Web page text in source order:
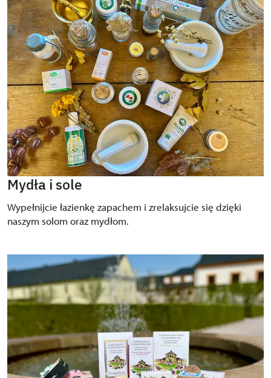
Mydła i sole
Wypełnijcie łazienkę zapachem i zrelaksujcie się dzięki
naszym solom oraz mydłom.